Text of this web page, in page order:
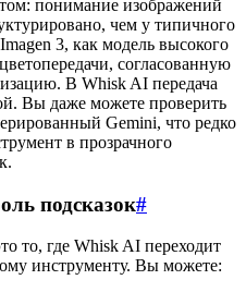
понимание изображений
чем у типичного
3, как модель высокого
согласованную
В Whisk AI передача
Вы даже можете проверить
Gemini, что редко
в прозрачного
подсказок#
то, где Whisk AI переходит
инструменту. Вы можете: